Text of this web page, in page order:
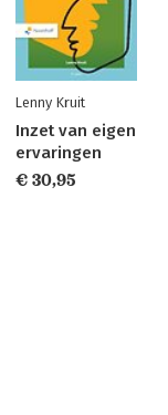
Lenny Kruit
Inzet van eigen
ervaringen
€ 30,95